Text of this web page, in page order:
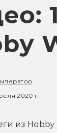
2020 г.
из